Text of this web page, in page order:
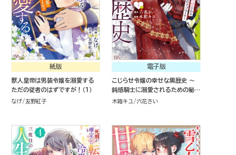
紙版
獣人皇帝は男装令嬢を溺愛する
ただの従者のはずですが！（１）
なげ 友野紅子
電子版
こじらせ令嬢の幸せな黒歴史 ～
鈍感騎士に溺愛されるための秘密
のアプローチ～ コミック版 （1）
木箱キユ 六花きい